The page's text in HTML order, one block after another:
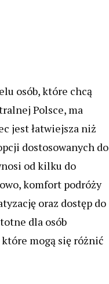
osób, które chcą
Polsce, ma
jest łatwiejsza niż
dostosowanych do
od kilku do
komfort podróży
oraz dostęp do
dla osób
mogą się różnić